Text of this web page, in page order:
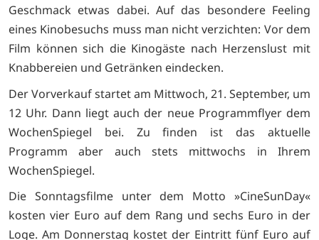
Geschmack etwas dabei. Auf das besondere Feeling
eines Kinobesuchs muss man nicht verzichten: Vor dem
Film können sich die Kinogäste nach Herzenslust mit
Knabbereien und Getränken eindecken.
Der Vorverkauf startet am Mittwoch, 21. September, um
12 Uhr. Dann liegt auch der neue Programmflyer dem
WochenSpiegel bei. Zu finden ist das aktuelle
Programm aber auch stets mittwochs in Ihrem
WochenSpiegel.
Die Sonntagsfilme unter dem Motto »CineSunDay«
kosten vier Euro auf dem Rang und sechs Euro in der
Loge. Am Donnerstag kostet der Eintritt fünf Euro auf